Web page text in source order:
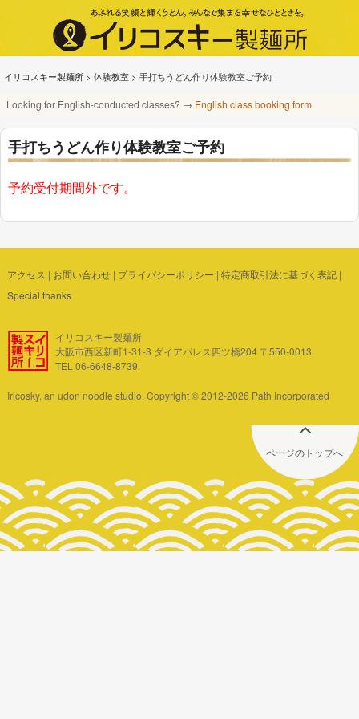
イリコスキー製麺所 > 体験教室 > 手打ちうどん作り体験教室ご予約
Looking for English-conducted classes? → English class booking form
手打ちうどん作り体験教室ご予約
予約受付期間外です。
アクセス | お問い合わせ| プライバシーポリシー | 特定商取引法に基づく表記|
Special thanks
イリコスキー製麺所
大阪市西区新町1-31-3 ダイアパレス四ツ橋204 〒550-0013
TEL 06-6648-8739
Iricosky, an udon noodle studio. Copyright © 2012-2026 Path Incorporated
ページのトップへ